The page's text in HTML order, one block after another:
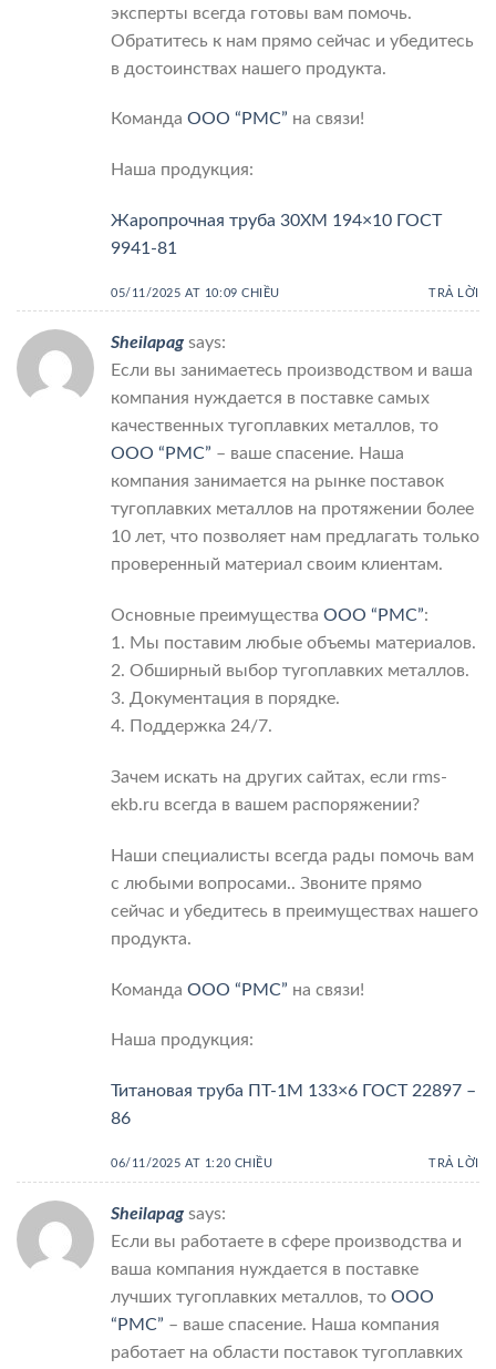
эксперты всегда готовы вам помочь.
Обратитесь к нам прямо сейчас и убедитесь
в достоинствах нашего продукта.
Команда ООО “РМС” на связи!
Наша продукция:
Жаропрочная труба 30ХМ 194×10 ГОСТ
9941-81
05/11/2025 AT 10:09 CHIỀU TRẢ LỜI
Sheilapag says:
Если вы занимаетесь производством и ваша
компания нуждается в поставке самых
качественных тугоплавких металлов, то
ООО “РМС” – ваше спасение. Наша
компания занимается на рынке поставок
тугоплавких металлов на протяжении более
10 лет, что позволяет нам предлагать только
проверенный материал своим клиентам.
Основные преимущества ООО “РМС”:
1. Мы поставим любые объемы материалов.
2. Обширный выбор тугоплавких металлов.
3. Документация в порядке.
4. Поддержка 24/7.
Зачем искать на других сайтах, если rms-
ekb.ru всегда в вашем распоряжении?
Наши специалисты всегда рады помочь вам
с любыми вопросами.. Звоните прямо
сейчас и убедитесь в преимуществах нашего
продукта.
Команда ООО “РМС” на связи!
Наша продукция:
Титановая труба ПТ-1М 133×6 ГОСТ 22897 –
86
06/11/2025 AT 1:20 CHIỀU TRẢ LỜI
Sheilapag says:
Если вы работаете в сфере производства и
ваша компания нуждается в поставке
лучших тугоплавких металлов, то ООО
“РМС” – ваше спасение. Наша компания
работает на области поставок тугоплавких